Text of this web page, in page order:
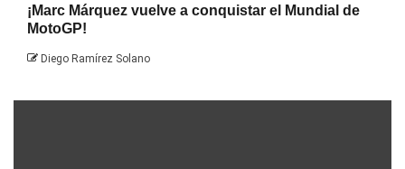
¡Marc Márquez vuelve a conquistar el Mundial de
MotoGP!
Diego Ramírez Solano